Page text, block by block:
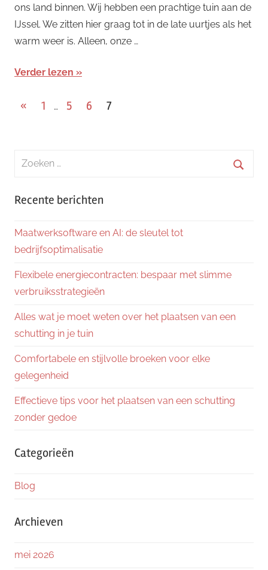
ons land binnen. Wij hebben een prachtige tuin aan de
IJssel. We zitten hier graag tot in de late uurtjes als het
warm weer is. Alleen, onze …
Verder lezen
Berichten
« Vorige
1 … 5 6 7
Zoeken
Recente berichten
Maatwerksoftware en AI: de sleutel tot
bedrijfsoptimalisatie
Flexibele energiecontracten: bespaar met slimme
verbruiksstrategieën
Alles wat je moet weten over het plaatsen van een
schutting in je tuin
Comfortabele en stijlvolle broeken voor elke
gelegenheid
Effectieve tips voor het plaatsen van een schutting
zonder gedoe
Categorieën
Blog
Archieven
mei 2026